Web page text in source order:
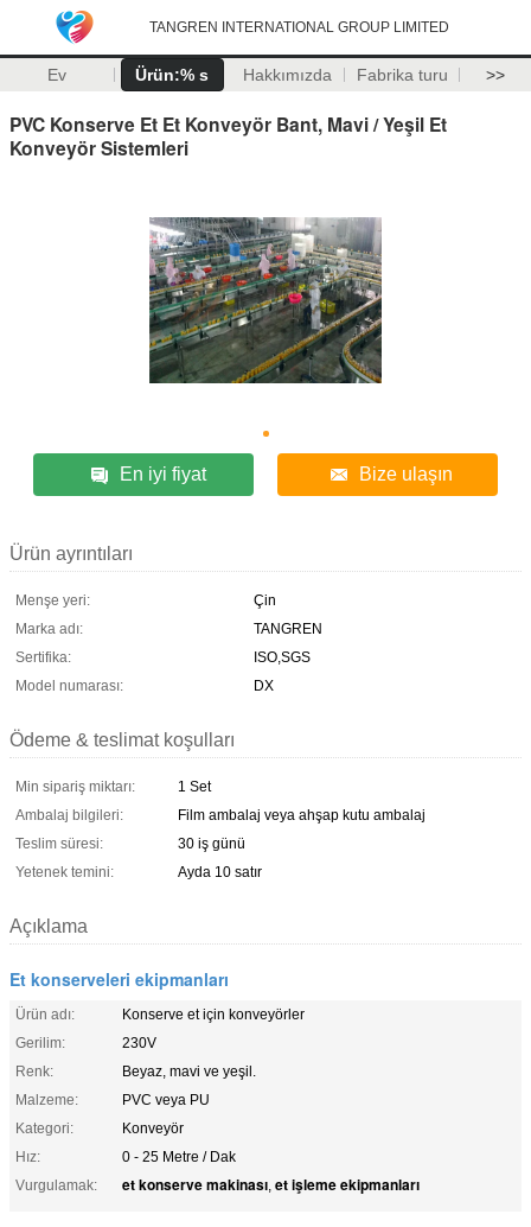
TANGREN INTERNATIONAL GROUP LIMITED
Ev Ürün:% s Hakkımızda Fabrika turu >>
PVC Konserve Et Et Konveyör Bant, Mavi / Yeşil Et
Konveyör Sistemleri
En iyi fiyat Bize ulaşın
Ürün ayrıntıları
Menşe yeri:
Çin
Marka adı:
TANGREN
Sertifika:
ISO,SGS
Model numarası:
DX
Ödeme & teslimat koşulları
Min sipariş miktarı:
1 Set
Ambalaj bilgileri:
Film ambalaj veya ahşap kutu ambalaj
Teslim süresi:
30 iş günü
Yetenek temini:
Ayda 10 satır
Açıklama
Et konserveleri ekipmanları
Ürün adı:
Konserve et için konveyörler
Gerilim:
230V
Renk:
Beyaz, mavi ve yeşil.
Malzeme:
PVC veya PU
Kategori:
Konveyör
Hız:
0 - 25 Metre / Dak
Vurgulamak:
et konserve makinası, et işleme ekipmanları